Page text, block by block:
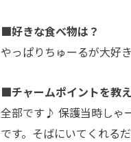
■好きな食べ物は？
やっぱりちゅーるが大好
■チャームポイントを教
全部です♪ 保護当時しゃ
です。そばにいてくれる